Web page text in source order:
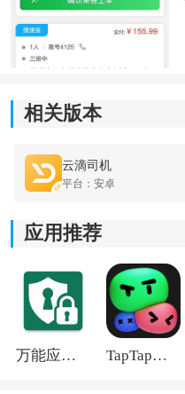
*随时查看订单的详细信
式、上车地点和目的地等
准备。
*能够快速准确地找到乘客
间和精力。
*实时获取司机的位置信
乘客准确了解司机的位置
相关版本
云滴司机
平台：安卓
应用推荐
万能应用隐藏 TapTap国际版2026